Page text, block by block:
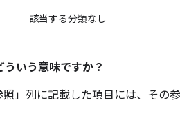
該当する分類なし
ういう意味ですか？
」 列に記載した項目には、その